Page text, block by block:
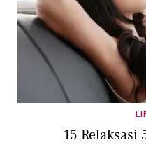
15 Relaksasi